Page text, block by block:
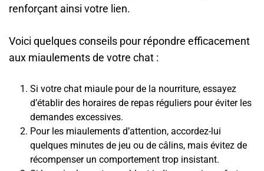
renforçant ainsi votre lien.
Voici quelques conseils pour répondre efficacement
aux miaulements de votre chat :
Si votre chat miaule pour de la nourriture, essayez
d’établir des horaires de repas réguliers pour éviter les
demandes excessives.
Pour les miaulements d’attention, accordez-lui
quelques minutes de jeu ou de câlins, mais évitez de
récompenser un comportement trop insistant.